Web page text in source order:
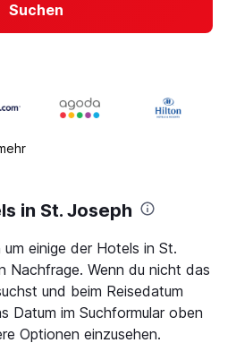
Suchen
in St. Joseph
einige der Hotels in St.
Nachfrage. Wenn du nicht das
und beim Reisedatum
Datum im Suchformular oben
Optionen einzusehen.